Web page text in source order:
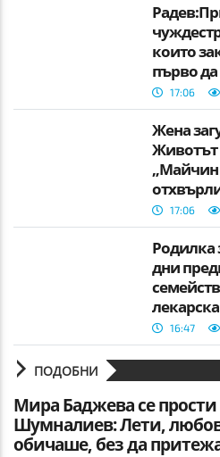
които
първо да
фактите
17:06
Жена
Животът
17:06
Родилка
дни
16:47
ПОДОБНИ
Мира Баджева се
Шумналиев: Лети,
обичаше, без да